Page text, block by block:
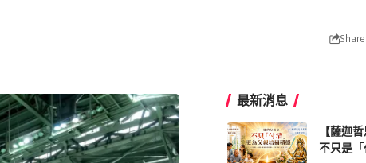
Share
最新消息
【薩迦
不只是